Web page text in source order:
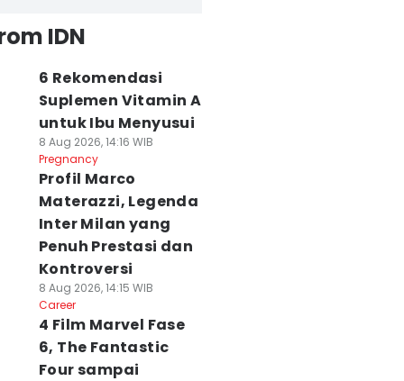
IDN
6 Rekomendasi
Suplemen Vitamin A
untuk Ibu Menyusui
8 Aug 2026, 14:16 WIB
Pregnancy
Profil Marco
Materazzi, Legenda
Inter Milan yang
Penuh Prestasi dan
Kontroversi
8 Aug 2026, 14:15 WIB
Career
4 Film Marvel Fase
6, The Fantastic
Four sampai